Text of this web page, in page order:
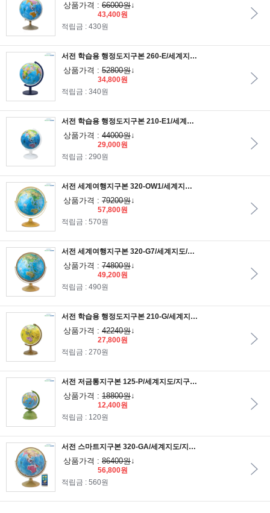
상품가격 : 66000원↓
43,400원
적립금 : 430원
서전 학습용 행정도지구본 260-E/세계지도/지구의/교육용지구본/학습용지구본
상품가격 : 52800원↓
34,800원
적립금 : 340원
서전 학습용 행정도지구본 210-E1/세계지도/지구의/교육용지구본/학습용지구본
상품가격 : 44000원↓
29,000원
적립금 : 290원
서전 세계여행지구본 320-OW1/세계지도/지구의/교육용지구본/학습용지구본
상품가격 : 79200원↓
57,800원
적립금 : 570원
서전 세계여행지구본 320-G7/세계지도/지구의/교육용지구본/학습용지구본
상품가격 : 74800원↓
49,200원
적립금 : 490원
서전 학습용 행정도지구본 210-G/세계지도/지구의/교육용지구본/학습용지구본
상품가격 : 42240원↓
27,800원
적립금 : 270원
서전 저금통지구본 125-P/세계지도/지구의/저금통/교육용지구본/학습용지구본
상품가격 : 18800원↓
12,400원
적립금 : 120원
서전 스마트지구본 320-GA/세계지도/지구의/교육용지구본/학습용지구본
상품가격 : 86400원↓
56,800원
적립금 : 560원